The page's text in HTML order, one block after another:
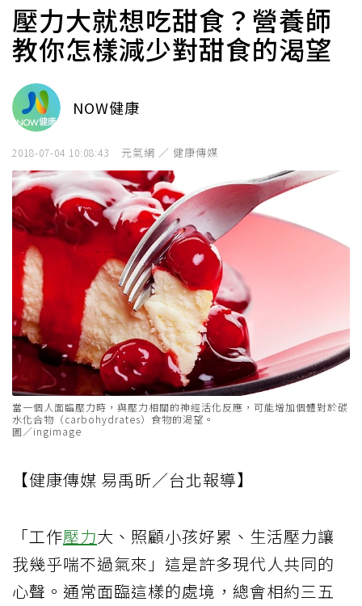
壓力大就想吃甜食？營養師
教你怎樣減少對甜食的渴望
NOW健康
2018-07-04 10:08:43 元氣網 ／ 健康傳媒
當一個人面臨壓力時，與壓力相關的神經活化反應，可能增加個體對於碳
水化合物（carbohydrates）食物的渴望。
圖／ingimage
【健康傳媒 易禹昕／台北報導】
「工作壓力大、照顧小孩好累、生活壓力讓
我幾乎喘不過氣來」這是許多現代人共同的
心聲。通常面臨這樣的處境，總會相約三五